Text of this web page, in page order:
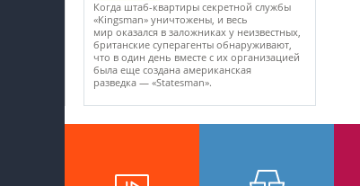
Когда штаб-квартиры секретной службы
«Kingsman» уничтожены, и весь
мир оказался в заложниках у неизвестных,
британские суперагенты обнаруживают,
что в один день вместе с их организацией
была еще создана американская
разведка — «Statesman».